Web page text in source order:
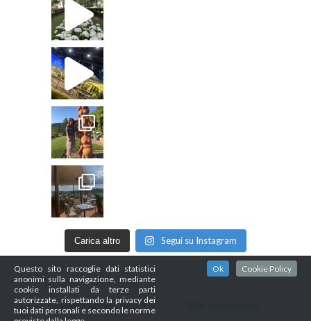
Carica altro Segui su Instagram
Graphic design Sara Bardelli
Questo sito raccoglie dati statistici
anonimi sulla navigazione, mediante
cookie installati da terze parti
autorizzate, rispettando la privacy dei
tuoi dati personali e secondo le norme
Ok Cookie Policy